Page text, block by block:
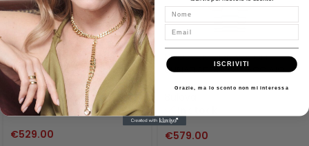
orologio cronografo uomo
Bulova Moon Watch 96B251
Bulova
Out of stock
€529.00
BULOVA MOON WATCH
LUNAR APOLLO 15 ACCIAIO
€579.00
ISCRIVITI
Grazie, ma lo sconto non mi interessa